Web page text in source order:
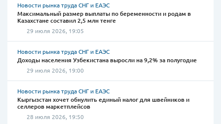
Новости рынка труда СНГ и ЕАЭС
Максимальный размер выплаты по беременности и родам в
Казахстане составил 2,5 млн тенге
29 июля 2026, 19:05
Новости рынка труда СНГ и ЕАЭС
Доходы населения Узбекистана выросли на 9,2% за полугодие
29 июля 2026, 19:00
Новости рынка труда СНГ и ЕАЭС
Кыргызстан хочет обнулить единый налог для швейников и
селлеров маркетплейсов
28 июля 2026, 19:50